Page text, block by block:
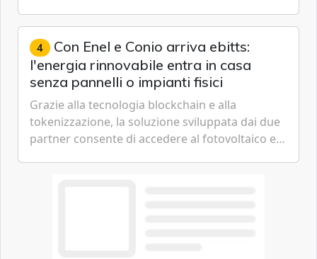
artificiale dell'azienda di Mark Zuckerberg.
4 Con Enel e Conio arriva ebitts:
l'energia rinnovabile entra in casa
senza pannelli o impianti fisici
Grazie alla tecnologia blockchain e alla
tokenizzazione, la soluzione sviluppata dai due
partner consente di accedere al fotovoltaico e